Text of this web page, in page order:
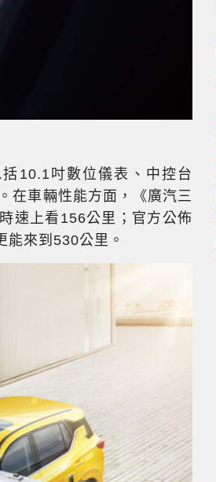
10.1吋數位儀表、中控台
在車輛性能方面，《廣汽三
速上看156公里；官方公佈
來到530公里。